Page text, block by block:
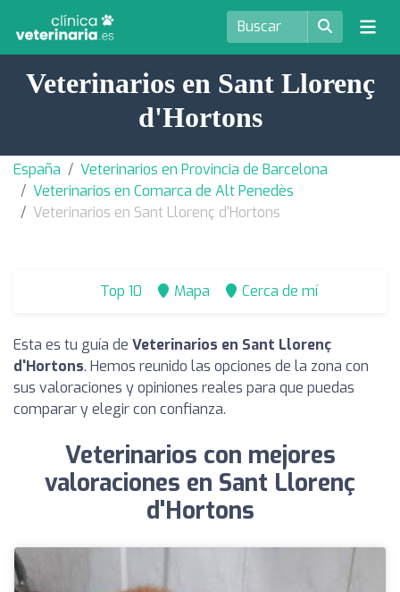
Veterinarios en Sant Llorenç
d'Hortons
España
Veterinarios en Provincia de Barcelona
Veterinarios en Comarca de Alt Penedès
Veterinarios en Sant Llorenç d'Hortons
Top 10 Mapa Cerca de mí
Esta es tu guía de Veterinarios en Sant Llorenç
d'Hortons. Hemos reunido las opciones de la zona con
sus valoraciones y opiniones reales para que puedas
comparar y elegir con confianza.
Veterinarios con mejores
valoraciones en Sant Llorenç
d'Hortons